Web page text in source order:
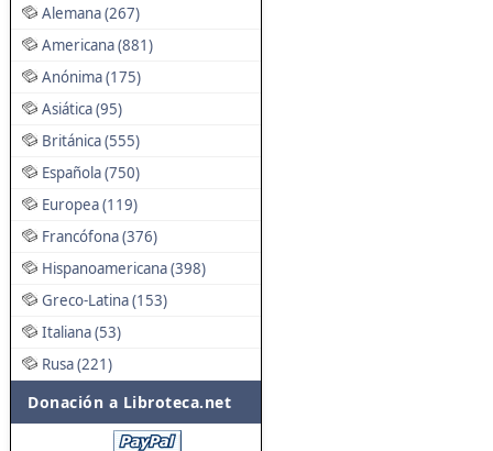
Alemana (267)
Americana (881)
Anónima (175)
Asiática (95)
Británica (555)
Española (750)
Europea (119)
Francófona (376)
Hispanoamericana (398)
Greco-Latina (153)
Italiana (53)
Rusa (221)
Donación a Libroteca.net